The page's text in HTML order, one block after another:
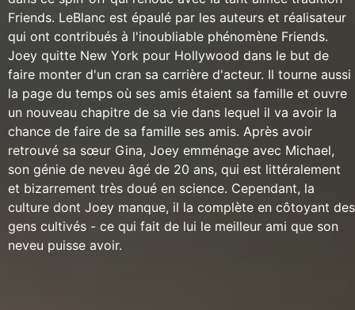
Friends. LeBlanc est épaulé par les auteurs et réalisateur
qui ont contribués à l'inoubliable phénomène Friends.
Joey quitte New York pour Hollywood dans le but de
faire monter d'un cran sa carrière d'acteur. Il tourne aussi
la page du temps où ses amis étaient sa famille et ouvre
un nouveau chapitre de sa vie dans lequel il va avoir la
chance de faire de sa famille ses amis. Après avoir
retrouvé sa sœur Gina, Joey emménage avec Michael,
son génie de neveu âgé de 20 ans, qui est littéralement
et bizarrement très doué en science. Cependant, la
culture dont Joey manque, il la complète en côtoyant des
gens cultivés - ce qui fait de lui le meilleur ami que son
neveu puisse avoir.